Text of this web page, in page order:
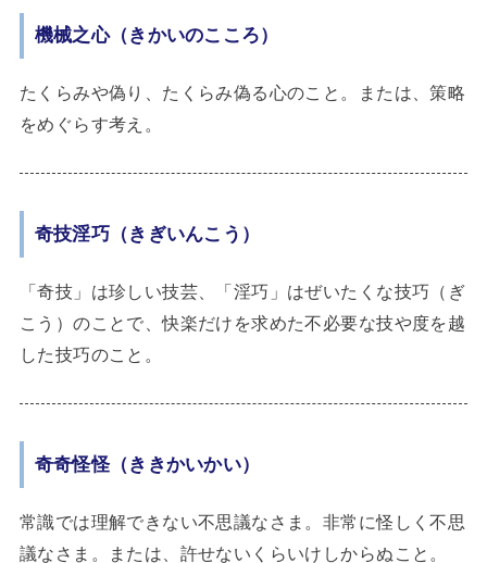
機械之心（きかいのこころ）
たくらみや偽り、たくらみ偽る心のこと。または、策略
をめぐらす考え。
奇技淫巧（きぎいんこう）
「奇技」は珍しい技芸、「淫巧」はぜいたくな技巧（ぎ
こう）のことで、快楽だけを求めた不必要な技や度を越
した技巧のこと。
奇奇怪怪（ききかいかい）
常識では理解できない不思議なさま。非常に怪しく不思
議なさま。または、許せないくらいけしからぬこと。